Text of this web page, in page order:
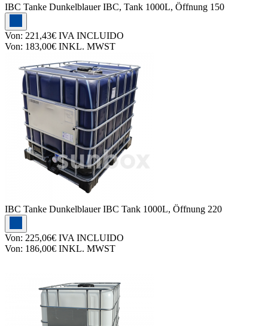
IBC Tanke Dunkelblauer IBC, Tank 1000L, Öffnung 150
Von: 221,43€ IVA INCLUIDO
Von: 183,00€ INKL. MWST
IBC Tanke Dunkelblauer IBC Tank 1000L, Öffnung 220
Von: 225,06€ IVA INCLUIDO
Von: 186,00€ INKL. MWST